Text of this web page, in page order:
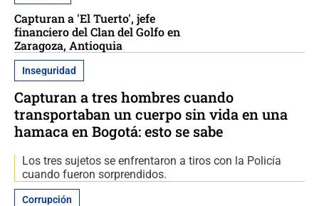
Capturan a 'El Tuerto', jefe
financiero del Clan del Golfo en
Zaragoza, Antioquia
Inseguridad
Capturan a tres hombres cuando
transportaban un cuerpo sin vida en una
hamaca en Bogotá: esto se sabe
Los tres sujetos se enfrentaron a tiros con la Policía
cuando fueron sorprendidos.
Corrupción